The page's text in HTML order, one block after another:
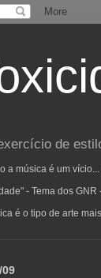
de
a música é um
- Tema dos
é o tipo de arte
09